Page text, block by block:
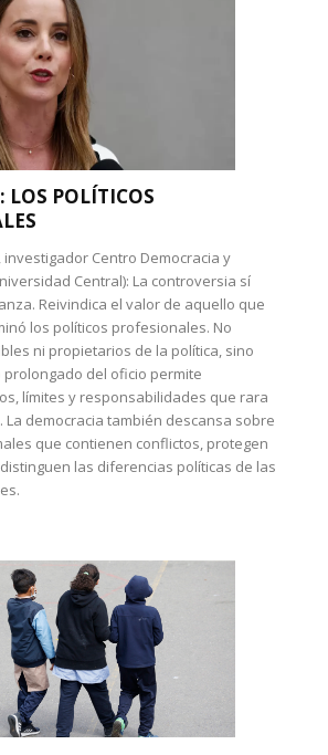
LOS POLÍTICOS
investigador Centro Democracia y
Central): La controversia sí
Reivindica el valor de aquello que
los políticos profesionales. No
ni propietarios de la política, sino
del oficio permite
límites y responsabilidades que rara
La democracia también descansa sobre
que contienen conflictos, protegen
las diferencias políticas de las